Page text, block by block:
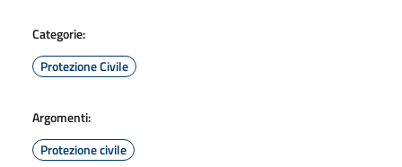
Categorie:
Protezione Civile
Argomenti:
Protezione civile